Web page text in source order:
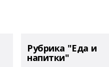
Рубрика "Еда и
напитки"